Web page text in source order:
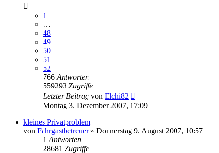
1
…
48
49
50
51
52
766 Antworten
559293 Zugriffe
Letzter Beitrag von Elchi82
Montag 3. Dezember 2007, 17:09
kleines Privatproblem
von Fahrgastbetreuer» Donnerstag 9. August 2007, 10:57
1 Antworten
28681 Zugriffe